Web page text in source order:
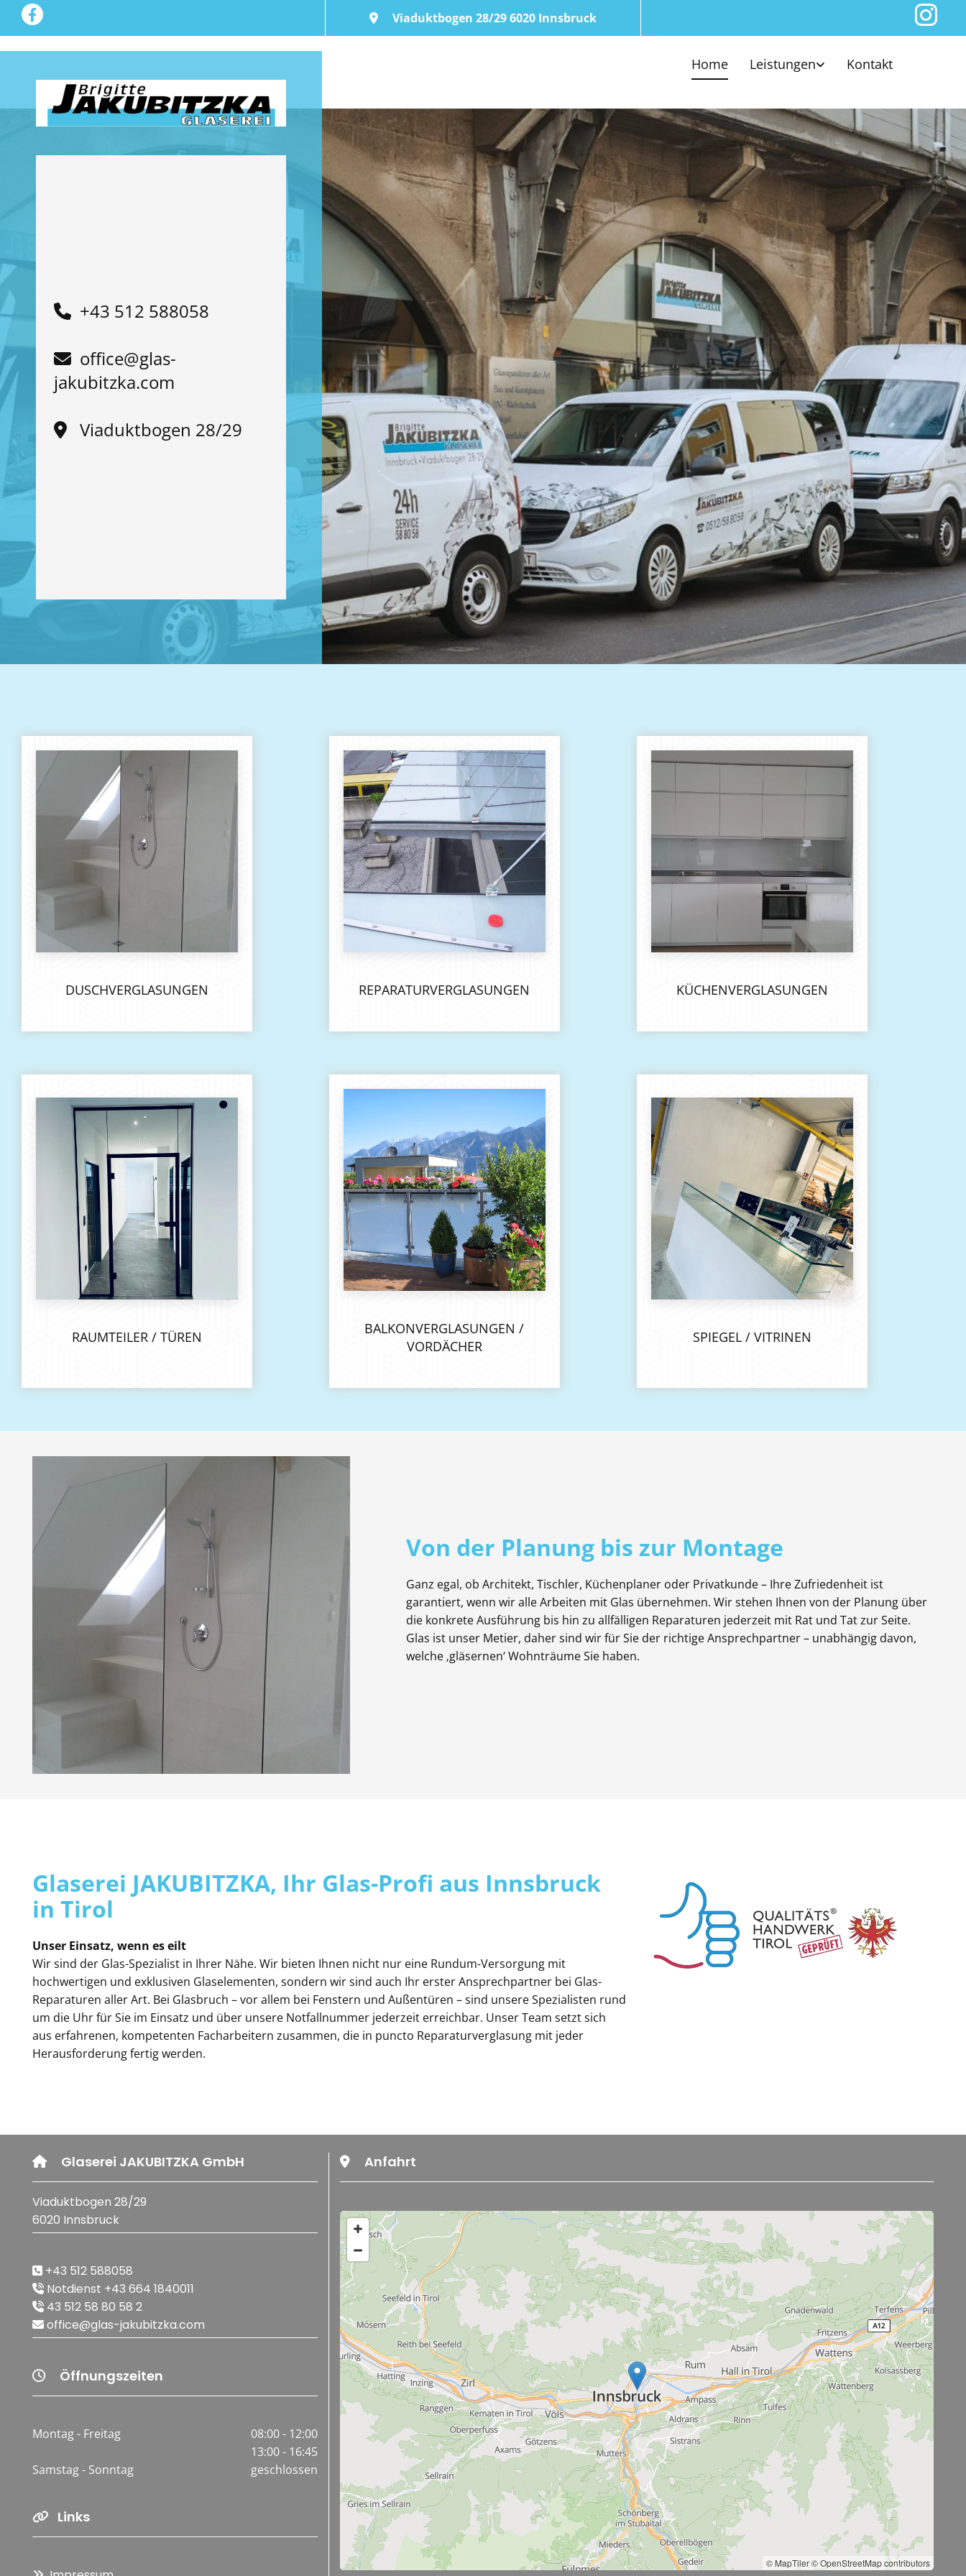
Viaduktbogen 28/29 6020 Innsbruck
Home Leistungen Kontakt
 +43 512 588058
 office@glas-
jakubitzka.com
 Viaduktbogen 28/29
DUSCHVERGLASUNGEN REPARATURVERGLASUNGEN KÜCHENVERGLASUNGEN
RAUMTEILER / TÜREN
BALKONVERGLASUNGEN /
VORDÄCHER
SPIEGEL / VITRINEN
Von der Planung bis zur Montage
Ganz egal, ob Architekt, Tischler, Küchenplaner oder Privatkunde – Ihre Zufriedenheit ist
garantiert, wenn wir alle Arbeiten mit Glas übernehmen. Wir stehen Ihnen von der Planung über
die konkrete Ausführung bis hin zu allfälligen Reparaturen jederzeit mit Rat und Tat zur Seite.
Glas ist unser Metier, daher sind wir für Sie der richtige Ansprechpartner – unabhängig davon,
welche ‚gläsernen‘ Wohnträume Sie haben.
Glaserei JAKUBITZKA, Ihr Glas-Profi aus Innsbruck
in Tirol
Unser Einsatz, wenn es eilt
Wir sind der Glas-Spezialist in Ihrer Nähe. Wir bieten Ihnen nicht nur eine Rundum-Versorgung mit
hochwertigen und exklusiven Glaselementen, sondern wir sind auch Ihr erster Ansprechpartner bei Glas-
Reparaturen aller Art. Bei Glasbruch – vor allem bei Fenstern und Außentüren – sind unsere Spezialisten rund
um die Uhr für Sie im Einsatz und über unsere Notfallnummer jederzeit erreichbar. Unser Team setzt sich
aus erfahrenen, kompetenten Facharbeitern zusammen, die in puncto Reparaturverglasung mit jeder
Herausforderung fertig werden.
 Glaserei JAKUBITZKA GmbH
Viaduktbogen 28/29
6020 Innsbruck
 +43 512 588058
 Notdienst +43 664 1840011
 43 512 58 80 58 2
 office@glas-jakubitzka.com
 Öffnungszeiten
Montag - Freitag
08:00 - 12:00
13:00 - 16:45
Samstag - Sonntag
geschlossen
 Links
Anfahrt
© MapTiler© OpenStreetMap contributors